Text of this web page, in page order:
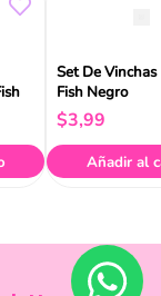
Set De
Fish Negro
$3,99
Añadir al